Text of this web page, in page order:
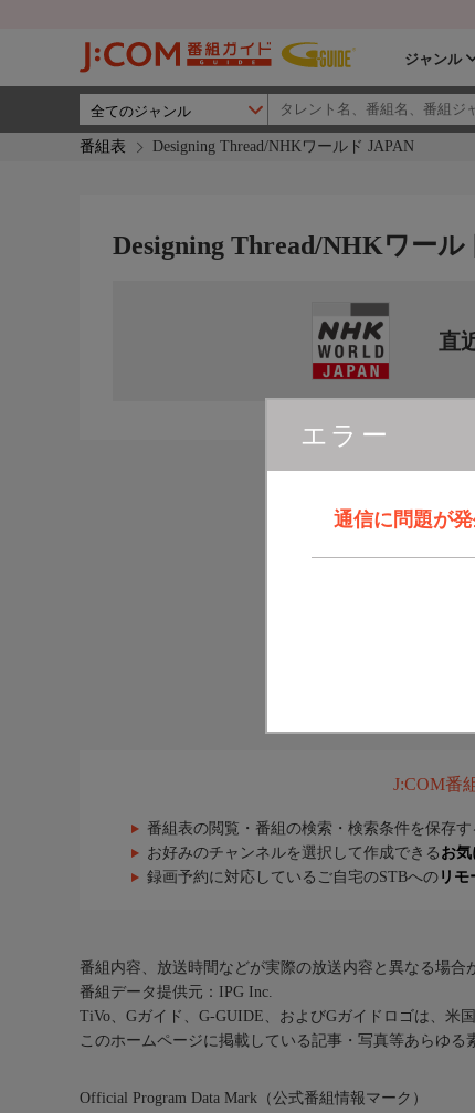
ジャンル
番組表 Designing Thread/NHKワールド JAPAN
エラー
通信に問題が
Designing Thread/NHKワール
直
J:COM番
番組表の閲覧・番組の検索・検索条件を保存す
お好みのチャンネルを選択して作成できる お
録画予約に対応しているご自宅のSTBへの リモ
番組内容、放送時間などが実際の放送内容と異なる場合
番組データ提供元：IPG Inc.
TiVo、Gガイド、G-GUIDE、およびGガイドロゴは、米
このホームページに掲載している記事・写真等あらゆる
Official Program Data Mark（公式番組情報マーク）